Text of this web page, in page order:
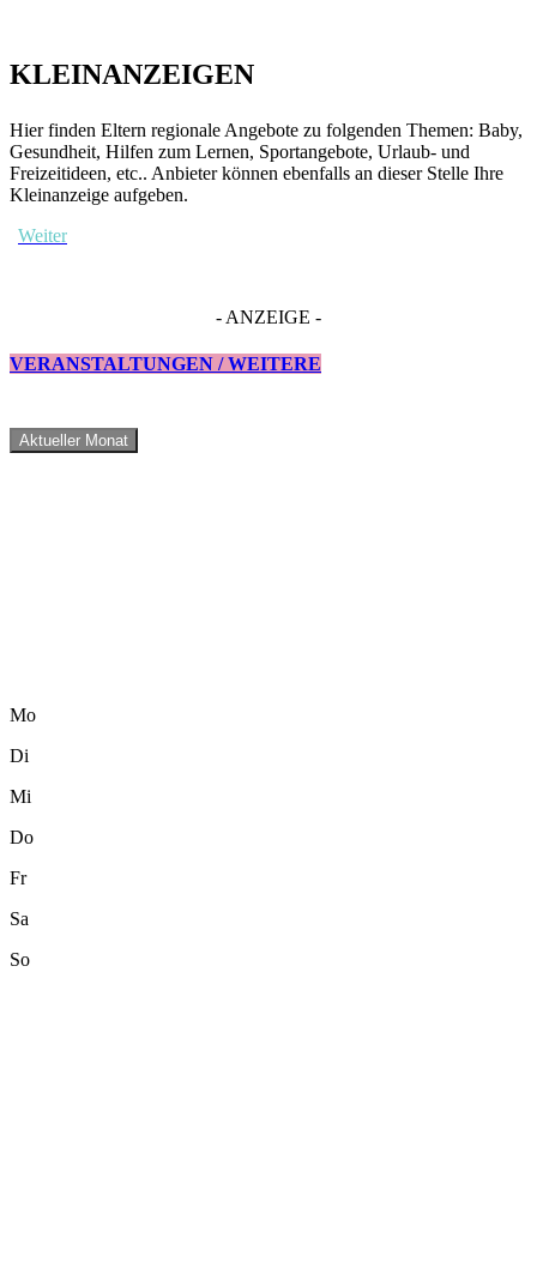
KLEINANZEIGEN
Hier finden Eltern regionale Angebote zu folgenden Themen: Baby,
Gesundheit, Hilfen zum Lernen, Sportangebote, Urlaub- und
Freizeitideen, etc.. Anbieter können ebenfalls an dieser Stelle Ihre
Kleinanzeige aufgeben.
Weiter
- ANZEIGE -
VERANSTALTUNGEN / WEITERE
Aktueller Monat
Mo
Di
Mi
Do
Fr
Sa
So